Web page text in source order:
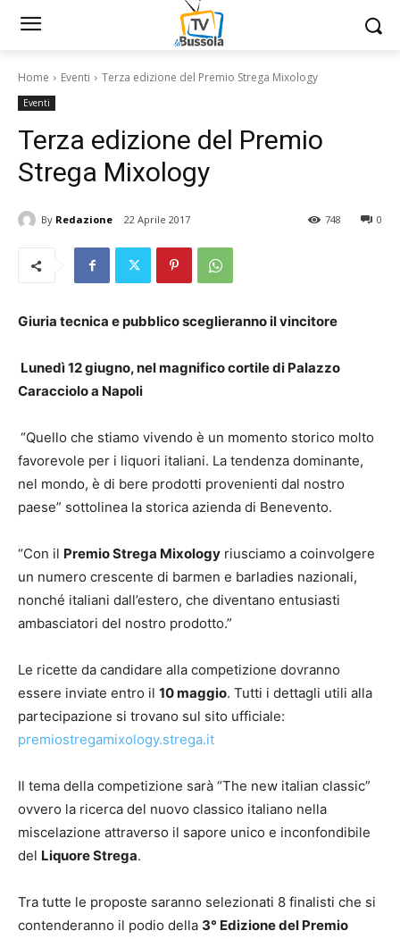
Home Eventi Terza edizione del Premio Strega Mixology
Eventi
Terza edizione del Premio
Strega Mixology
By Redazione 22 Aprile 2017 0
748
Giuria tecnica e pubblico sceglieranno il vincitore
Lunedì 12 giugno, nel magnifico cortile di Palazzo
Caracciolo a Napoli
“Quello che stiamo vivendo è un momento storico molto
favorevole per i liquori italiani. La tendenza dominante,
nel mondo, è di bere prodotti provenienti dal nostro
paese” sottolinea la storica azienda di Benevento.
“Con il Premio Strega Mixology riusciamo a coinvolgere
un numero crescente di barmen e barladies nazionali,
nonché italiani dall’estero, che diventano entusiasti
ambasciatori del nostro prodotto.”
Le ricette da candidare alla competizione dovranno
essere inviate entro il 10 maggio. Tutti i dettagli utili alla
partecipazione si trovano sul sito ufficiale:
premiostregamixology.strega.it
Il tema della competizione sarà “The new italian classic”
ovvero la ricerca del nuovo classico italiano nella
miscelazione attraverso il sapore unico e inconfondibile
del Liquore Strega.
Tra tutte le proposte saranno selezionati 8 finalisti che si
contenderanno il podio della 3° Edizione del Premio